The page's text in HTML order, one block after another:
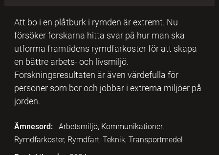
Att bo i en plåtburk i rymden är extremt. Nu
försöker forskarna hitta svar på hur man ska
utforma framtidens rymdfarkoster för att skapa
en bättre arbets- och livsmiljö.
Forskningsresultaten är även värdefulla för
personer som bor och jobbar i extrema miljöer på
jorden.
Ämnesord:
Arbetsmiljö, Kommunikationer,
Rymdfarkoster, Rymdfart, Teknik, Transportmedel